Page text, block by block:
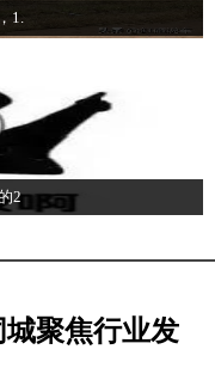
1.
2
聚焦行业发